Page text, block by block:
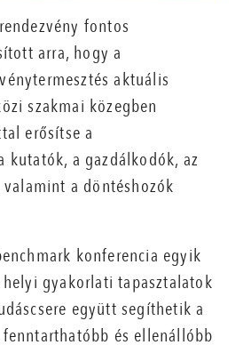
fontos
arra, hogy a
aktuális
szakmai közegben
erősítse a
kutatók, a gazdálkodók, az
a döntéshozók
konferencia egyik
gyakorlati tapasztalatok
együtt segíthetik a
és ellenállóbb